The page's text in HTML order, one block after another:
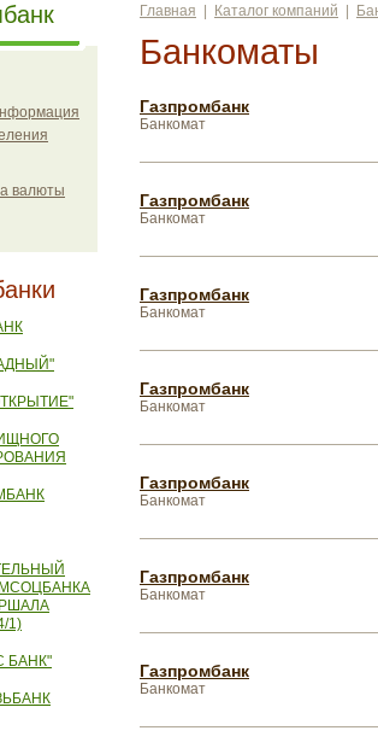
валюты
1)
БАНК"
Главная Каталог компаний
Банкоматы
Газпромбанк
Банкомат
Газпромбанк
Банкомат
Газпромбанк
Банкомат
Газпромбанк
Банкомат
Газпромбанк
Банкомат
Газпромбанк
Банкомат
Газпромбанк
Банкомат